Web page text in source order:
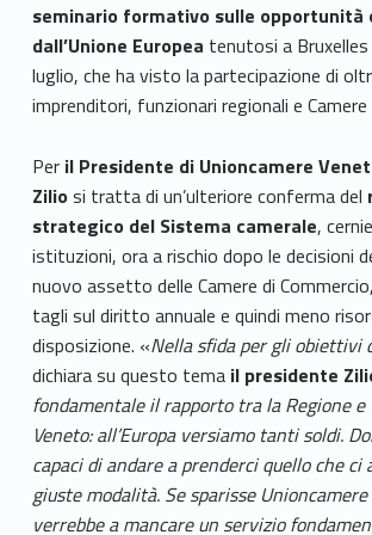
seminario formativo sulle
dall’Unione Europea tenutosi a
luglio, che ha visto la partecipazione di
imprenditori, funzionari regionali e Camere
Per il Presidente di Unioncamere
Ziliosi tratta di un’ulteriore conferma del
strategico del Sistema camerale,
istituzioni, ora a rischio dopo le decisioni
nuovo assetto delle Camere di
tagli sul diritto annuale e quindi meno
disposizione. «Nella sfida per gli obiettivi
dichiara su questo tema il presidente
fondamentale il rapporto tra la Regione e
Veneto: all’Europa versiamo tanti soldi.
capaci di andare a prenderci quello che ci
giuste modalità. Se sparisse Unioncamere
verrebbe a mancare un servizio